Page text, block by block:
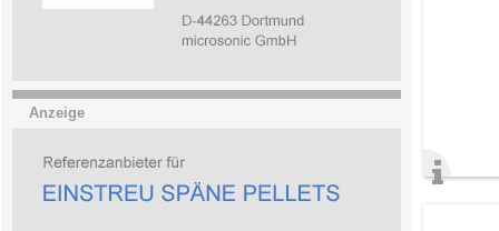
Anzeige